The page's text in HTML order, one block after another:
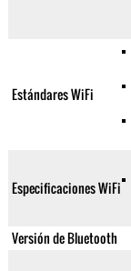
Estándares WiFi
Especificaciones WiFi
Versión de Bluetooth